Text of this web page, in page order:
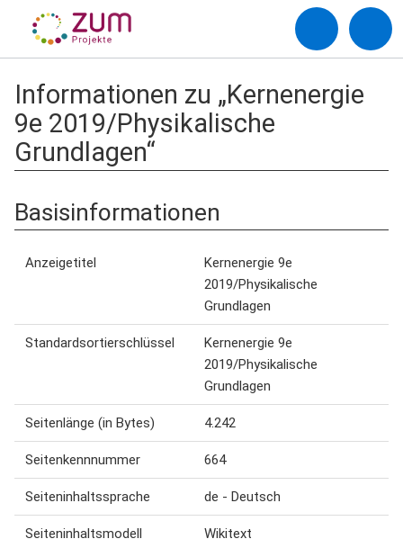
Informationen zu „Kernenergie
9e 2019/Physikalische
Grundlagen“
Basisinformationen
Anzeigetitel
Kernenergie 9e
2019/Physikalische
Grundlagen
Standardsortierschlüssel
Kernenergie 9e
2019/Physikalische
Grundlagen
Seitenlänge (in Bytes) 4.242
Seitenkennnummer 664
Seiteninhaltssprache de - Deutsch
Seiteninhaltsmodell Wikitext